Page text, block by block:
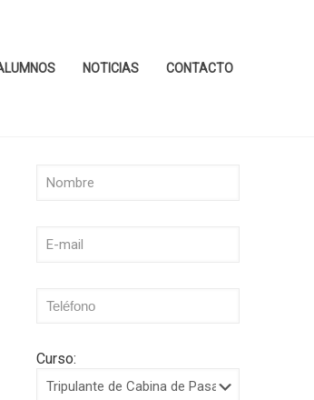
NOTICIAS CONTACTO
Curso: